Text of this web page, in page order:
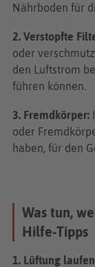
Nährboden für
2. Verstopfte
oder
den Luftstrom
führen können.
3. Fremdkörper:
oder
haben, für den
Was tun,
Hilfe-Tipps
1. Lüftung